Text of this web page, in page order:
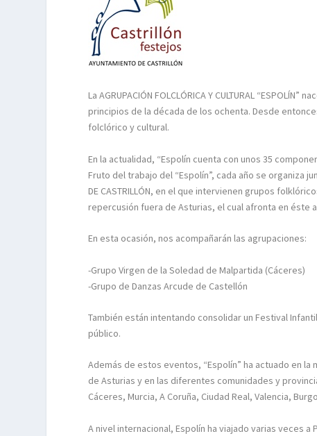
La AGRUPACIÓN FOLCLÓRICA Y CULTURAL
principios de la década de los ochenta. Desde
folclórico y cultural.
En la actualidad, “Espolín cuenta con unos 35
Fruto del trabajo del “Espolín”, cada año se organiza
DE CASTRILLÓN, en el que intervienen grupos
repercusión fuera de Asturias, el cual afronta en éste
En esta ocasión, nos acompañarán las agrupaciones:
-Grupo Virgen de la Soledad de Malpartida (Cáceres)
-Grupo de Danzas Arcude de Castellón
También están intentando consolidar un Festival
público.
Además de estos eventos, “Espolín” ha actuado en
de Asturias y en las diferentes comunidades y
Cáceres, Murcia, A Coruña, Ciudad Real, Valencia,
A nivel internacional, Espolín ha viajado varias veces